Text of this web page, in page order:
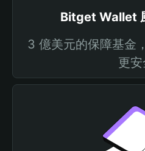
Bitget Wallet
3 億美元的保障基金
更安